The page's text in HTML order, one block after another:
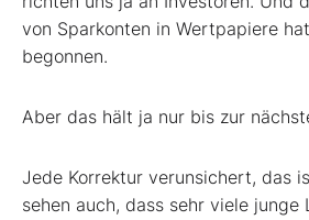
von Sparkonten in Wertpapiere
begonnen.
Aber das hält ja nur bis zur
Jede Korrektur verunsichert, das
sehen auch, dass sehr viele junge